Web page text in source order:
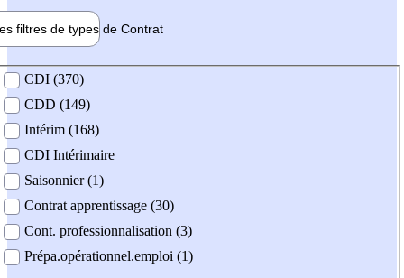
filtres de types de Contrat
contrat
CDI (370)
CDD (149)
Intérim (168)
CDI Intérimaire
Saisonnier (1)
Contrat apprentissage (30)
Cont. professionnalisation (3)
Prépa.opérationnel.emploi (1)